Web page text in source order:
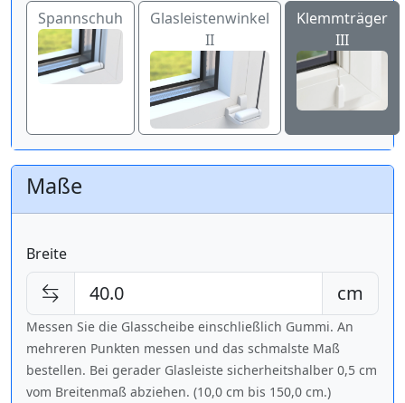
Spannschuh
Glasleistenwinkel
II
Klemmträger
III
Maße
Breite
cm
Messen Sie die Glasscheibe einschließlich Gummi. An
mehreren Punkten messen und das schmalste Maß
bestellen. Bei gerader Glasleiste sicherheitshalber 0,5 cm
vom Breitenmaß abziehen. (10,0 cm bis 150,0 cm.)